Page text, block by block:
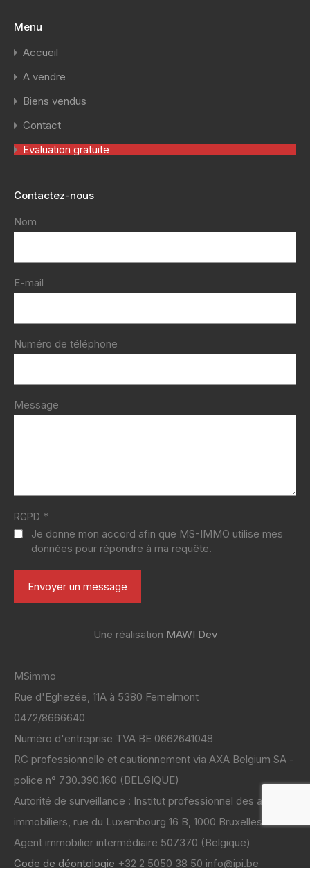
Menu
Accueil
A vendre
Biens vendus
Contact
Evaluation gratuite
Contactez-nous
Nom
E-mail
Numéro de téléphone
Message
RGPD *
Je donne mon accord afin que MS-IMMO utilise mes
données pour répondre à ma requête.
Une réalisation MAWI Dev
MSimmo
Rue d'Eghezée, 11A à 5380 Fernelmont
0472/8666640
Numéro d'entreprise TVA BE 0662641048
RC professionnelle et cautionnement via AXA Belgium SA -
police n° 730.390.160 (BELGIQUE)
Autorité de surveillance : Institut professionnel des agents
immobiliers, rue du Luxembourg 16 B, 1000 Bruxelles
Code de déontologie +32 2 5050 38 50 info@ipi.be